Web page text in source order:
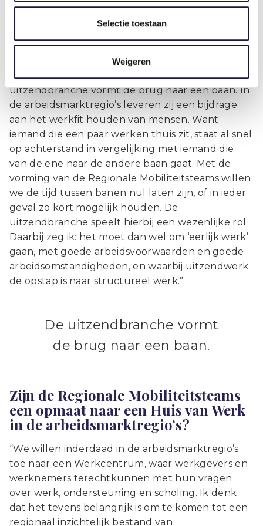
Selectie toestaan
Weigeren
uitzendbranche daarbij?
match, dat iemand een baan bij een bedrijf vindt.
Dat kunnen wij vanuit de publieke
dienstverlening niet alleen organiseren. De
uitzendbranche vormt de brug naar een baan. In
de arbeidsmarktregio’s leveren zij een bijdrage
aan het werkfit houden van mensen. Want
iemand die een paar werken thuis zit, staat al snel
op achterstand in vergelijking met iemand die
van de ene naar de andere baan gaat. Met de
vorming van de Regionale Mobiliteitsteams willen
we de tijd tussen banen nul laten zijn, of in ieder
geval zo kort mogelijk houden. De
uitzendbranche speelt hierbij een wezenlijke rol.
Daarbij zeg ik: het moet dan wel om ‘eerlijk werk’
gaan, met goede arbeidsvoorwaarden en goede
arbeidsomstandigheden, en waarbij uitzendwerk
de opstap is naar structureel werk.”
De uitzendbranche vormt
de brug naar een baan.
Zijn de Regionale Mobiliteitsteams
een opmaat naar een Huis van Werk
in de arbeidsmarktregio’s?
“We willen inderdaad in de arbeidsmarktregio’s
toe naar een Werkcentrum, waar werkgevers en
werknemers terechtkunnen met hun vragen
over werk, ondersteuning en scholing. Ik denk
dat het tevens belangrijk is om te komen tot een
regionaal inzichtelijk bestand van